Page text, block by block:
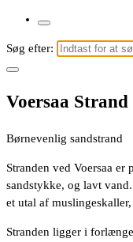
Søg efter:
Voersaa Strand
Børnevenlig sandstrand
Stranden ved Voersaa
sandstykke, og lavt
et utal af
Stranden ligger i